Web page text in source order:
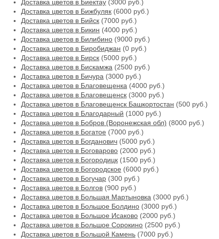
Доставка цветов в Биектау (3000 руб.)
Доставка цветов в Бижбуляк (6000 руб.)
Доставка цветов в Бийск (7000 руб.)
Доставка цветов в Бикин (4000 руб.)
Доставка цветов в Билибино (9000 руб.)
Доставка цветов в Биробиджан (0 руб.)
Доставка цветов в Бирск (5000 руб.)
Доставка цветов в Бискамжа (2500 руб.)
Доставка цветов в Бичура (3000 руб.)
Доставка цветов в Благовещенка (4000 руб.)
Доставка цветов в Благовещенск (3000 руб.)
Доставка цветов в Благовещенск Башкортостан (500 руб.)
Доставка цветов в Благодарный (1000 руб.)
Доставка цветов в Бобров (Воронежская обл) (8000 руб.)
Доставка цветов в Богатое (7000 руб.)
Доставка цветов в Богданович (5000 руб.)
Доставка цветов в Боговарово (2000 руб.)
Доставка цветов в Богородицк (1500 руб.)
Доставка цветов в Богородское (6000 руб.)
Доставка цветов в Богучар (300 руб.)
Доставка цветов в Болгов (900 руб.)
Доставка цветов в Большая Мартыновка (3000 руб.)
Доставка цветов в Большое Болдино (3000 руб.)
Доставка цветов в Большое Исаково (2000 руб.)
Доставка цветов в Большое Сорокино (2500 руб.)
Доставка цветов в Большой Камень (7000 руб.)